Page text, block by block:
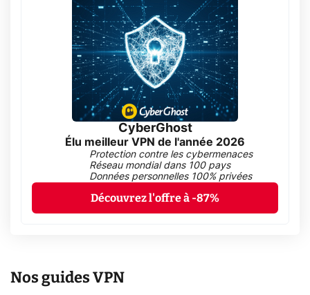
CyberGhost
Élu meilleur VPN de l'année 2026
Protection contre les cybermenaces
Réseau mondial dans 100 pays
Données personnelles 100% privées
Découvrez l'offre à -87%
Nos guides VPN